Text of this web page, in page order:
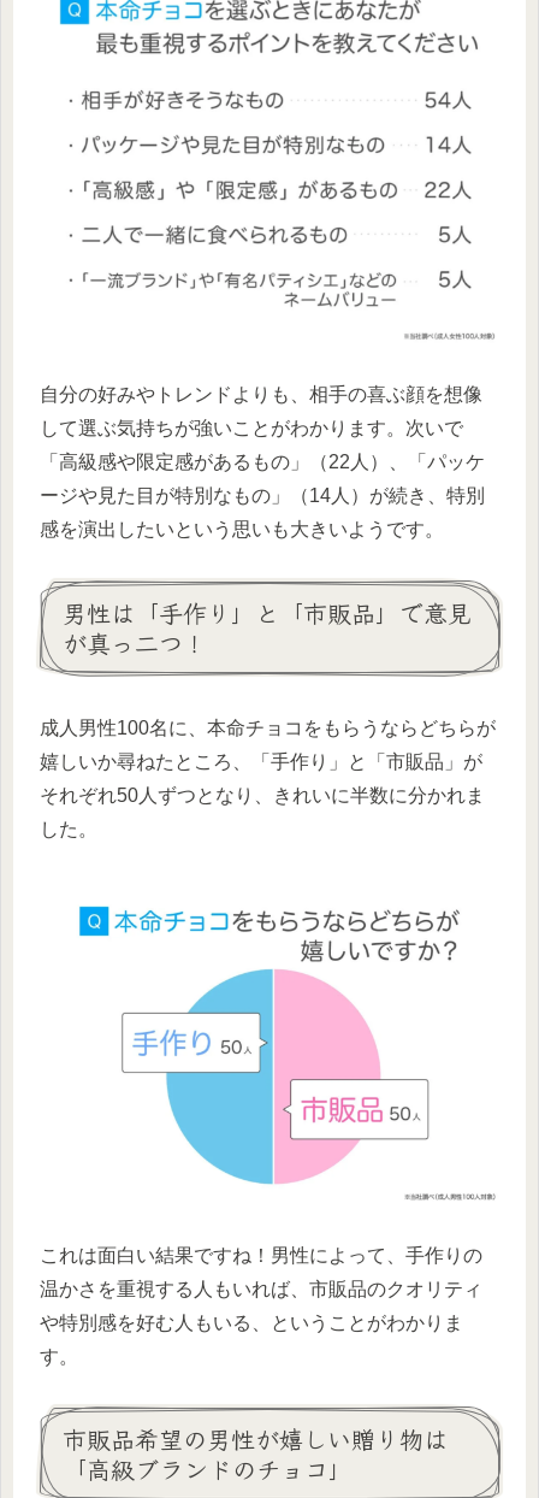
自分の好みやトレンドよりも、相手の喜ぶ顔を想像
して選ぶ気持ちが強いことがわかります。次いで
「高級感や限定感があるもの」（22人）、「パッケ
ージや見た目が特別なもの」（14人）が続き、特別
感を演出したいという思いも大きいようです。
男性は「手作り」と「市販品」で意見
が真っ二つ！
成人男性100名に、本命チョコをもらうならどちらが
嬉しいか尋ねたところ、「手作り」と「市販品」が
それぞれ50人ずつとなり、きれいに半数に分かれま
した。
これは面白い結果ですね！男性によって、手作りの
温かさを重視する人もいれば、市販品のクオリティ
や特別感を好む人もいる、ということがわかりま
す。
市販品希望の男性が嬉しい贈り物は
「高級ブランドのチョコ」